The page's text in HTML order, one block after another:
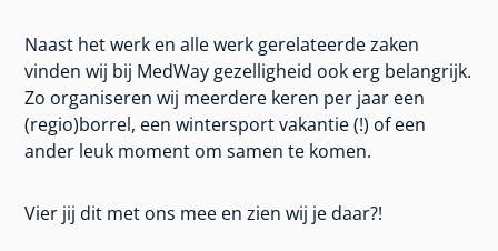
Naast het werk en alle werk gerelateerde zaken
vinden wij bij MedWay gezelligheid ook erg belangrijk.
Zo organiseren wij meerdere keren per jaar een
(regio)borrel, een wintersport vakantie (!) of een
ander leuk moment om samen te komen.
Vier jij dit met ons mee en zien wij je daar?!